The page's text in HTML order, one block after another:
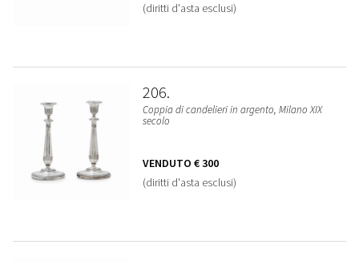
(diritti d'asta esclusi)
206
Coppia di candelieri in argento, Milano XIX
secolo
VENDUTO € 300
(diritti d'asta esclusi)